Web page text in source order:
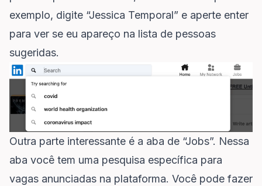
exemplo, digite “Jessica Temporal” e aperte enter
para ver se eu apareço na lista de pessoas
sugeridas.
Outra parte interessante é a aba de “Jobs”. Nessa
aba você tem uma pesquisa específica para
vagas anunciadas na plataforma. Você pode fazer